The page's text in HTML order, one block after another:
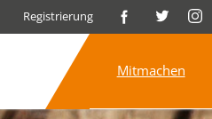
Registrierung
Mitmachen